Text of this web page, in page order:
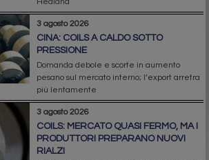
3 agosto 2026
CINA: COILS A CALDO SOTTO
PRESSIONE
Domanda debole e scorte in aumento
pesano sul mercato interno; l’export arretra
più lentamente
3 agosto 2026
COILS: MERCATO QUASI FERMO, MA I
PRODUTTORI PREPARANO NUOVI
RIALZI